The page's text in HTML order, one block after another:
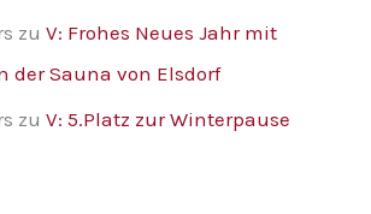
zuV: Frohes Neues Jahr mit
der Sauna von Elsdorf
zuV: 5.Platz zur Winterpause